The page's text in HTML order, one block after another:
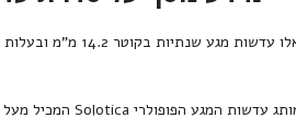
אלו עדשות
עדשות המגע הפופולרי
המכיל מעל 60 דגמי עדשות מגע צבעוניות עם עיצוב צעיר ואופנתי.